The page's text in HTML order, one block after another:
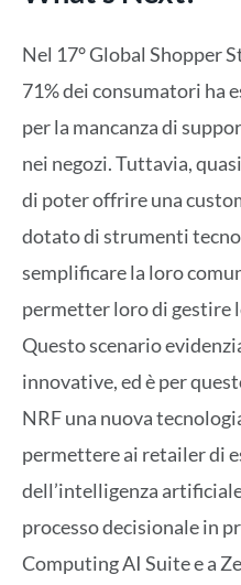
Nel 17° Global Shopper
71% dei consumatori ha
per la mancanza di
nei negozi. Tuttavia,
di poter offrire una
dotato di strumenti
semplificare la loro
permetter loro di gestire
Questo scenario
innovative, ed è per
NRF una nuova
permettere ai retailer di
dell’intelligenza
processo decisionale in
Computing AI Suite e a